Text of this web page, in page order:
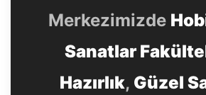
Merkezimizde
Sanatlar
Hazırlık, Güzel